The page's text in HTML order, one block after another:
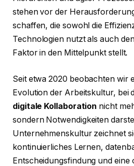
stehen vor der
schaffen, die sowohl die
Technologien nutzt als auch
Faktor in den Mittelpunkt stellt.
Seit etwa 2020 beobachten wir
Evolution der Arbeitskultur, bei
digitale Kollaboration nicht
sondern Notwendigkeiten
Unternehmenskultur zeichnet
kontinuierliches Lernen,
Entscheidungsfindung und eine